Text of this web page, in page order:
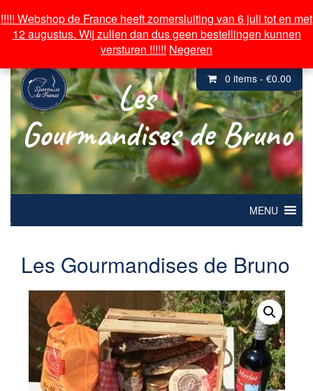
Over souvenirs de France
Inloggen/ Mijn Account
0 items - €0.00
Les
Gourmandises de Bruno
MENU
Les Gourmandises de Bruno
!!!!! Webshop de France heeft zomersluiting van 6 juli tot en met
12 augustus. Wij zullen dan dus geen bestellingen kunnen
versturen !!!!!! Negeren
!!!!! Webshop de France heeft zomersluiting van 6 juli tot en met
12 augustus. Wij zullen dan dus geen bestellingen kunnen
versturen !!!!!! Negeren